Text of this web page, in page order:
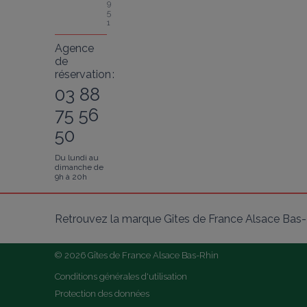
9
5
1
Agence
de
réservation :
03 88
75 56
50
Du lundi au
dimanche de
9h à 20h
Retrouvez la marque Gîtes de France Alsace
© 2026 Gîtes de France Alsace Bas-Rhin
Conditions générales d'utilisation
Protection des données